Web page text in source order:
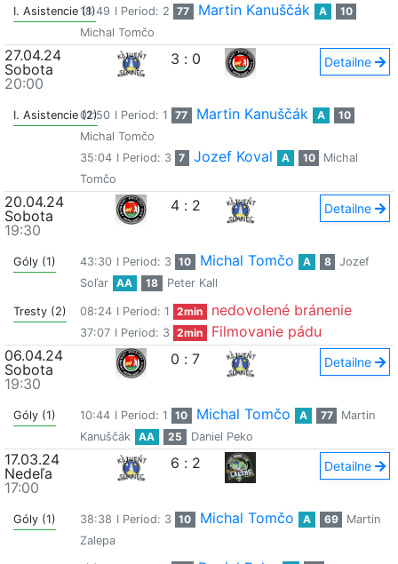
I. Asistencie (1)18:49 I Period: 2 77 Martin Kanuščák A
10
Michal Tomčo
27.04.24
Sobota
20:00
3 : 0 Detailne
I. Asistencie (2)
01:50 I Period: 1 77 Martin Kanuščák A
10
Michal Tomčo
35:04 I Period: 3 7 Jozef Koval A 10
Michal
Tomčo
20.04.24
Sobota
19:30
4 : 2 Detailne
Góly (1) 43:30 I Period: 3 10 Michal Tomčo A 8
Jozef
Soľar
AA 18 Peter Kall
Tresty (2) 08:24 I Period: 1 2min nedovolené bránenie
37:07 I Period: 3 2min
Filmovanie pádu
06.04.24
Sobota
19:30
0 : 7 Detailne
Góly (1) 10:44 I Period: 1 10 Michal Tomčo A 77
Martin
Kanuščák
AA 25 Daniel Peko
17.03.24
Nedeľa
17:00
6 : 2 Detailne
Góly (1) 38:38 I Period: 3 10 Michal Tomčo A 69
Martin
Zalepa